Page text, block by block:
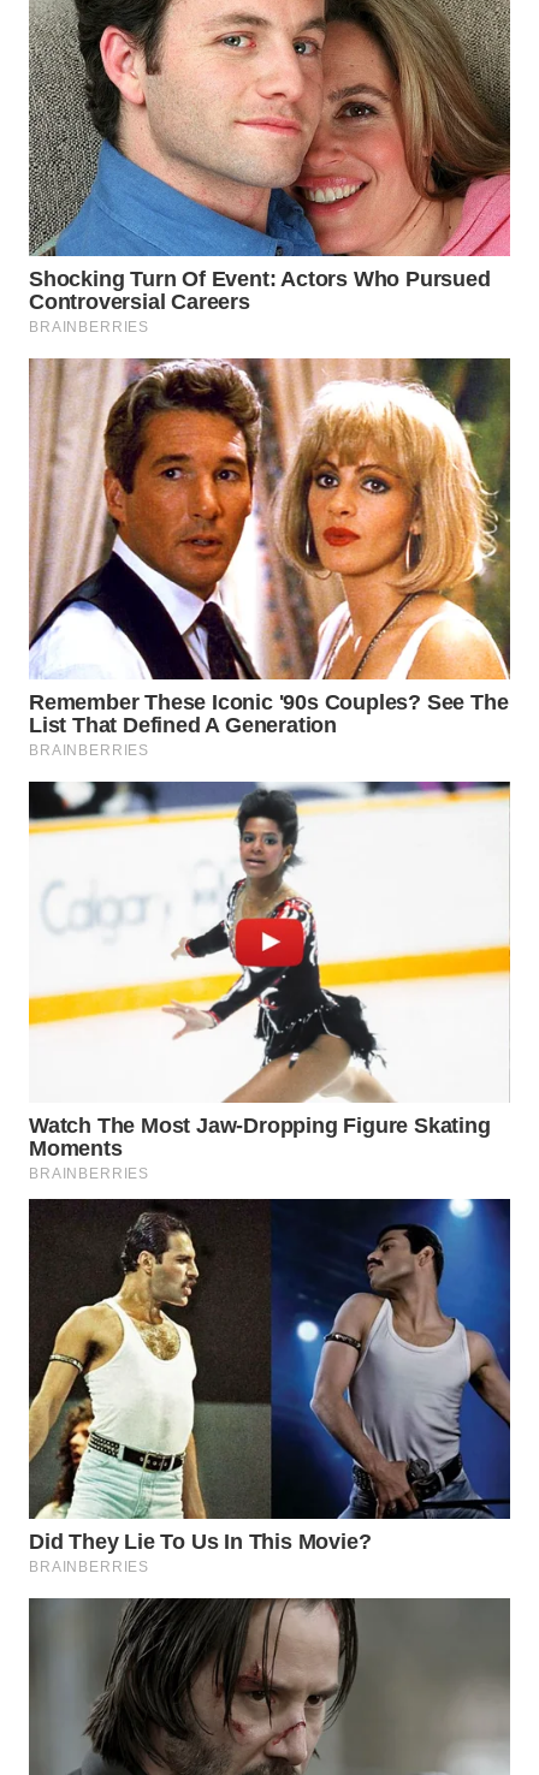
WN
SAMOSIR
WN
PADANG
LAWAS
WN
SUMEDANG
CIANJUR
WN
KEPULAUAN
SERIBU
WN
TANGERANG
WN
WN
CIREBON
WN
INDRAMAYU
WN
KUNINGAN
WN
MAJALENGKA
WN
WN
PURWAKARTA
WN
PRIANGAN
TIMUR
WN
SEMARANG
WN
SOLO
BOROBUDUR
WN
MADURA